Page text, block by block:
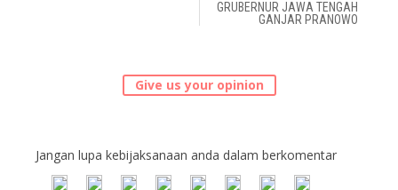
GRUBERNUR JAWA TENGAH
GANJAR PRANOWO
Give us your opinion
Jangan lupa kebijaksanaan anda dalam berkomentar